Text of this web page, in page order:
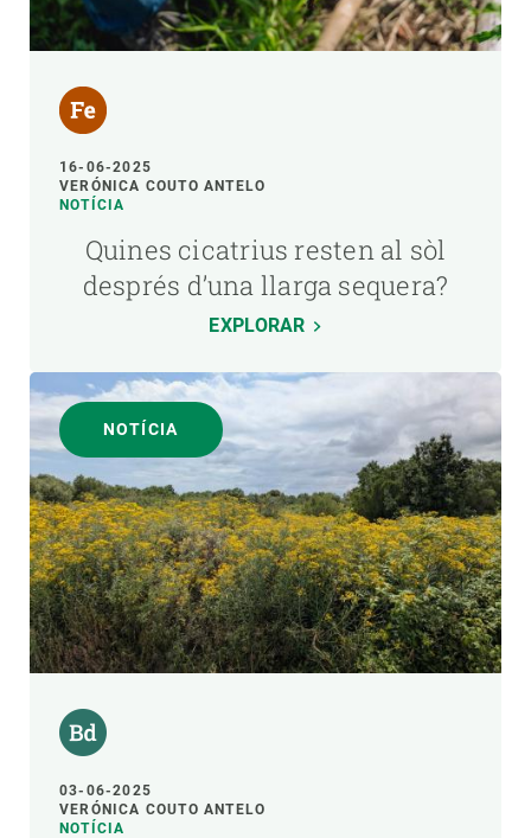
16-06-2025
VERÓNICA COUTO ANTELO
NOTÍCIA
Quines cicatrius resten al sòl
després d’una llarga sequera?
EXPLORAR
NOTÍCIA
03-06-2025
VERÓNICA COUTO ANTELO
NOTÍCIA